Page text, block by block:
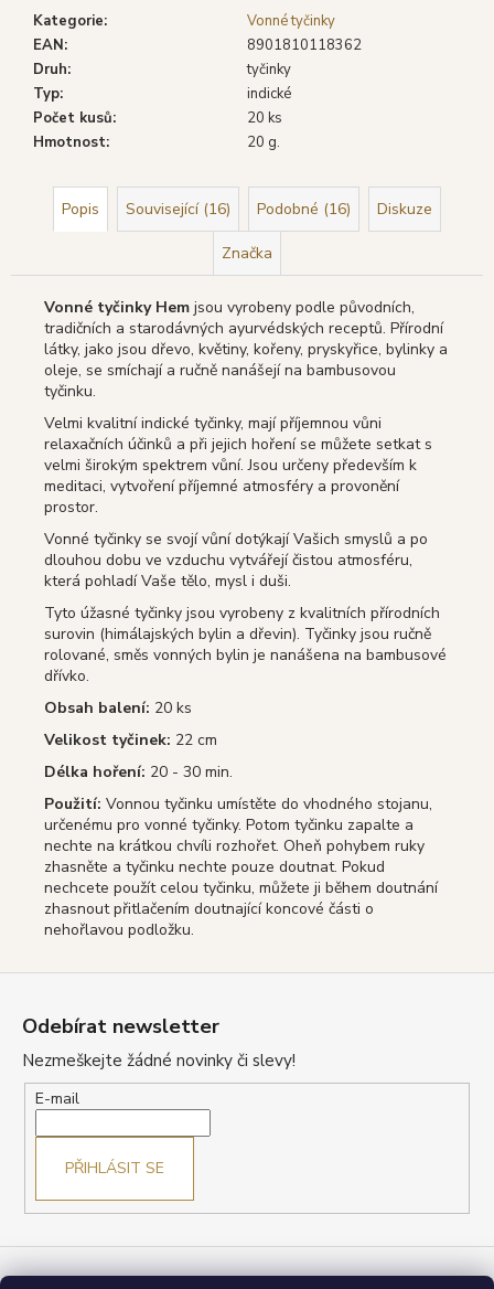
Kategorie:
Vonné tyčinky
EAN:
8901810118362
Druh:
tyčinky
Typ:
indické
Počet kusů:
20 ks
Hmotnost: 20 g.
Popis Související (16) Podobné (16) Diskuze
Značka
Vonné tyčinky Hem jsou vyrobeny podle původních,
tradičních a starodávných ayurvédských receptů. Přírodní
látky, jako jsou dřevo, květiny, kořeny, pryskyřice, bylinky a
oleje, se smíchají a ručně nanášejí na bambusovou
tyčinku.
Velmi kvalitní indické tyčinky, mají příjemnou vůni
relaxačních účinků a při jejich hoření se můžete setkat s
velmi širokým spektrem vůní. Jsou určeny především k
meditaci, vytvoření příjemné atmosféry a provonění
prostor.
Vonné tyčinky se svojí vůní dotýkají Vašich smyslů a po
dlouhou dobu ve vzduchu vytvářejí čistou atmosféru,
která pohladí Vaše tělo, mysl i duši.
Tyto úžasné tyčinky jsou vyrobeny z kvalitních přírodních
surovin (himálajských bylin a dřevin). Tyčinky jsou ručně
rolované, směs vonných bylin je nanášena na bambusové
dřívko.
Obsah balení: 20 ks
Velikost tyčinek: 22 cm
Délka hoření: 20 - 30 min.
Použití: Vonnou tyčinku umístěte do vhodného stojanu,
určenému pro vonné tyčinky. Potom tyčinku zapalte a
nechte na krátkou chvíli rozhořet. Oheň pohybem ruky
zhasněte a tyčinku nechte pouze doutnat. Pokud
nechcete použít celou tyčinku, můžete ji během doutnání
zhasnout přitlačením doutnající koncové části o
nehořlavou podložku.
SATYA
VONNÉ
TYČINKY
SUPER
HIT,
15
Původně:
Odebírat newsletter
Nezmeškejte žádné novinky či slevy!
E-mail
PŘIHLÁSIT SE